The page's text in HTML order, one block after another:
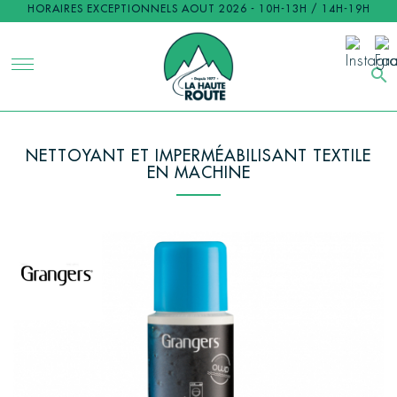
HORAIRES EXCEPTIONNELS AOUT 2026 - 10H-13H / 14H-19H
search
NETTOYANT ET IMPERMÉABILISANT TEXTILE
EN MACHINE